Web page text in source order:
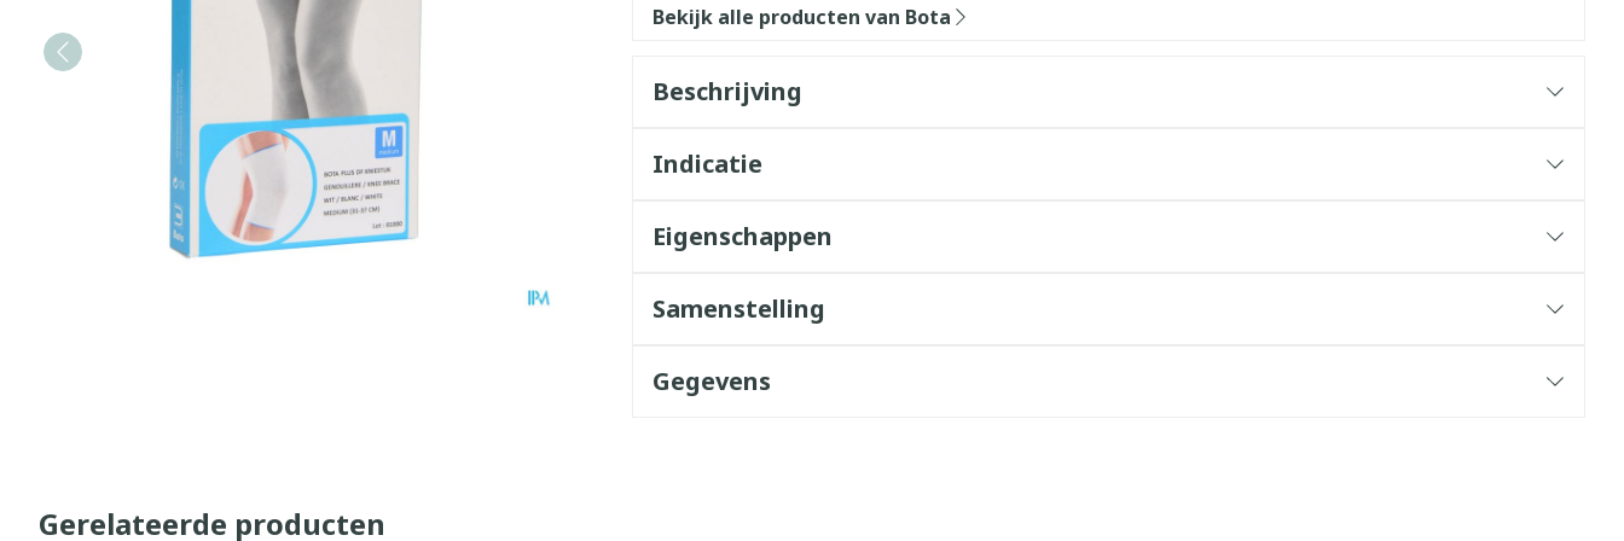
Bekijk alle producten van Bota
Beschrijving
Indicatie
Eigenschappen
Samenstelling
Gegevens
Gerelateerde producten